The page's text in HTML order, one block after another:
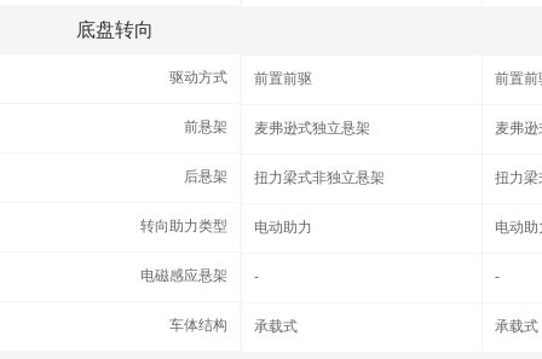
底盘转向
驱动方式 前置前驱 前置前
前悬架 麦弗逊式独立悬架 麦弗
后悬架 扭力梁式非独立悬架 扭力梁
转向助力类型 电动助力 电动助
电磁感应悬架 - -
车体结构 承载式 承载式
底盘转向
驱动方式
前悬架
后悬架
转向助力类型
电磁感应悬架
车体结构